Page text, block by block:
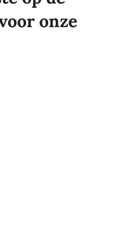
onze